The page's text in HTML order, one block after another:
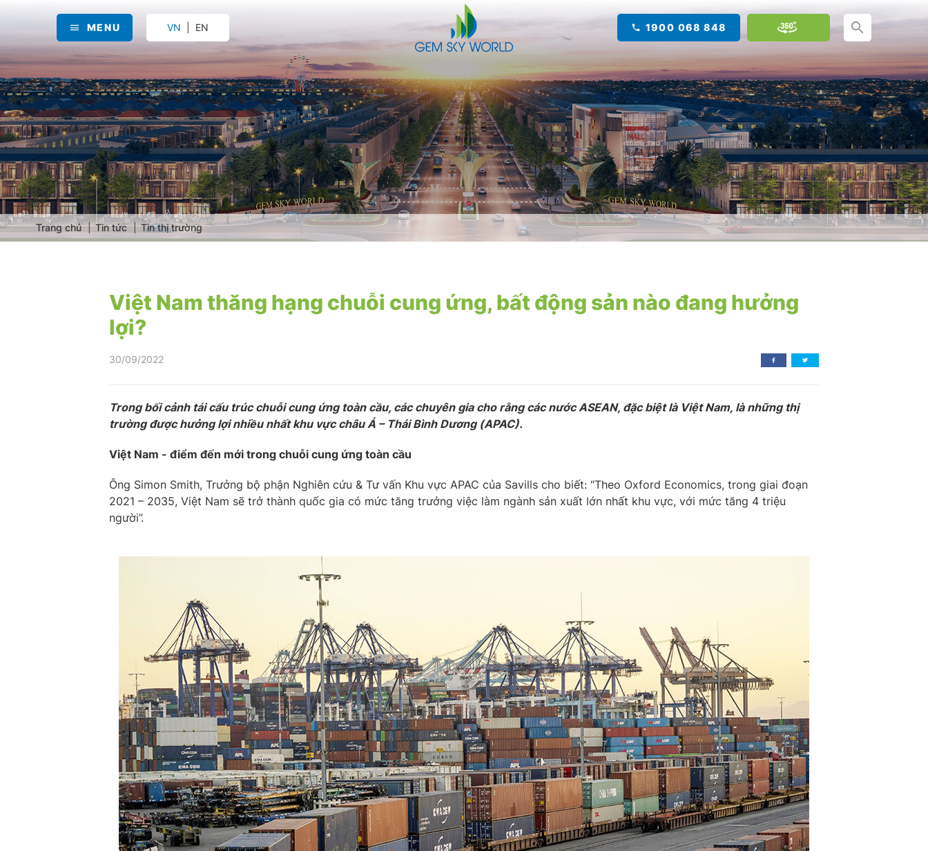
MENU VN EN 1900 068 848
Trang chủ Tin tức Tin thị trường
Việt Nam thăng hạng chuỗi cung ứng, bất động sản nào đang hưởng
lợi?
30/09/2022
Trong bối cảnh tái cấu trúc chuỗi cung ứng toàn cầu, các chuyên gia cho rằng các nước ASEAN, đặc biệt là Việt Nam, là những thị
trường được hưởng lợi nhiều nhất khu vực châu Á – Thái Bình Dương (APAC).
Việt Nam - điểm đến mới trong chuỗi cung ứng toàn cầu
Ông Simon Smith, Trưởng bộ phận Nghiên cứu & Tư vấn Khu vực APAC của Savills cho biết: “Theo Oxford Economics, trong giai đoạn
2021 – 2035, Việt Nam sẽ trở thành quốc gia có mức tăng trưởng việc làm ngành sản xuất lớn nhất khu vực, với mức tăng 4 triệu
người”.